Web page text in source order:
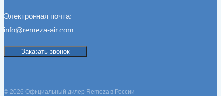
Электронная почта:
info@remeza-air.com
Заказать звонок
© 2026 Официальный дилер Remeza в России